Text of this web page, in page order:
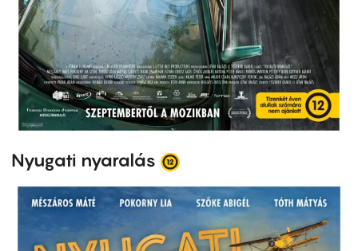
Nyugati nyaralás